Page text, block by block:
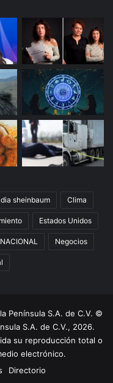
sheinbaum Clima
Estados Unidos
NACIONAL Negocios
Península S.A. de C.V. ©
S.A. de C.V., 2026.
su reproducción total o
electrónico.
Directorio